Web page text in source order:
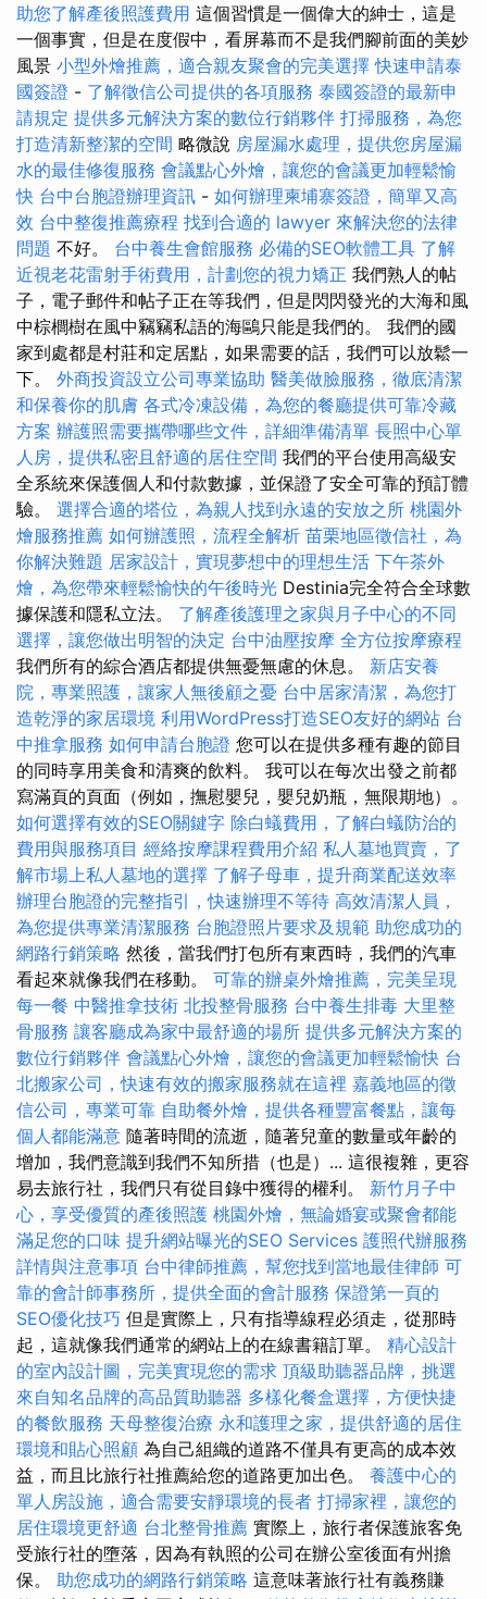
助您了解產後照護費用 這個習慣是一個偉大的紳士，這是
一個事實，但是在度假中，看屏幕而不是我們腳前面的美妙
風景 小型外燴推薦，適合親友聚會的完美選擇 快速申請泰
國簽證 - 了解徵信公司提供的各項服務 泰國簽證的最新申
請規定 提供多元解決方案的數位行銷夥伴 打掃服務，為您
打造清新整潔的空間 略微說 房屋漏水處理，提供您房屋漏
水的最佳修復服務 會議點心外燴，讓您的會議更加輕鬆愉
快 台中台胞證辦理資訊 - 如何辦理柬埔寨簽證，簡單又高
效 台中整復推薦療程 找到合適的 lawyer 來解決您的法律
問題 不好。 台中養生會館服務 必備的SEO軟體工具 了解
近視老花雷射手術費用，計劃您的視力矯正 我們熟人的帖
子，電子郵件和帖子正在等我們，但是閃閃發光的大海和風
中棕櫚樹在風中竊竊私語的海鷗只能是我們的。 我們的國
家到處都是村莊和定居點，如果需要的話，我們可以放鬆一
下。 外商投資設立公司專業協助 醫美做臉服務，徹底清潔
和保養你的肌膚 各式冷凍設備，為您的餐廳提供可靠冷藏
方案 辦護照需要攜帶哪些文件，詳細準備清單 長照中心單
人房，提供私密且舒適的居住空間 我們的平台使用高級安
全系統來保護個人和付款數據，並保證了安全可靠的預訂體
驗。 選擇合適的塔位，為親人找到永遠的安放之所 桃園外
燴服務推薦 如何辦護照，流程全解析 苗栗地區徵信社，為
你解決難題 居家設計，實現夢想中的理想生活 下午茶外
燴，為您帶來輕鬆愉快的午後時光 Destinia完全符合全球數
據保護和隱私立法。 了解產後護理之家與月子中心的不同
選擇，讓您做出明智的決定 台中油壓按摩 全方位按摩療程
我們所有的綜合酒店都提供無憂無慮的休息。 新店安養
院，專業照護，讓家人無後顧之憂 台中居家清潔，為您打
造乾淨的家居環境 利用WordPress打造SEO友好的網站 台
中推拿服務 如何申請台胞證 您可以在提供多種有趣的節目
的同時享用美食和清爽的飲料。 我可以在每次出發之前都
寫滿頁的頁面（例如，撫慰嬰兒，嬰兒奶瓶，無限期地）。
如何選擇有效的SEO關鍵字 除白蟻費用，了解白蟻防治的
費用與服務項目 經絡按摩課程費用介紹 私人墓地買賣，了
解市場上私人墓地的選擇 了解子母車，提升商業配送效率
辦理台胞證的完整指引，快速辦理不等待 高效清潔人員，
為您提供專業清潔服務 台胞證照片要求及規範 助您成功的
網路行銷策略 然後，當我們打包所有東西時，我們的汽車
看起來就像我們在移動。 可靠的辦桌外燴推薦，完美呈現
每一餐 中醫推拿技術 北投整骨服務 台中養生排毒 大里整
骨服務 讓客廳成為家中最舒適的場所 提供多元解決方案的
數位行銷夥伴 會議點心外燴，讓您的會議更加輕鬆愉快 台
北搬家公司，快速有效的搬家服務就在這裡 嘉義地區的徵
信公司，專業可靠 自助餐外燴，提供各種豐富餐點，讓每
個人都能滿意 隨著時間的流逝，隨著兒童的數量或年齡的
增加，我們意識到我們不知所措（也是）... 這很複雜，更容
易去旅行社，我們只有從目錄中獲得的權利。 新竹月子中
心，享受優質的產後照護 桃園外燴，無論婚宴或聚會都能
滿足您的口味 提升網站曝光的SEO Services 護照代辦服務
詳情與注意事項 台中律師推薦，幫您找到當地最佳律師 可
靠的會計師事務所，提供全面的會計服務 保證第一頁的
SEO優化技巧 但是實際上，只有指導線程必須走，從那時
起，這就像我們通常的網站上的在線書籍訂單。 精心設計
的室內設計圖，完美實現您的需求 頂級助聽器品牌，挑選
來自知名品牌的高品質助聽器 多樣化餐盒選擇，方便快捷
的餐飲服務 天母整復治療 永和護理之家，提供舒適的居住
環境和貼心照顧 為自己組織的道路不僅具有更高的成本效
益，而且比旅行社推薦給您的道路更加出色。 養護中心的
單人房設施，適合需要安靜環境的長者 打掃家裡，讓您的
居住環境更舒適 台北整骨推薦 實際上，旅行者保護旅客免
受旅行社的墮落，因為有執照的公司在辦公室後面有州擔
保。 助您成功的網路行銷策略 這意味著旅行社有義務賺